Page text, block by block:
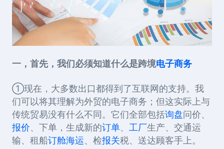
一，首先，我们必须知道什么是跨境电子商务
①现在，大多数出口都得到了互联网的支持。我
们可以将其理解为外贸的电子商务；但这实际上与
传统贸易没有什么不同。它们全部包括询盘 问价、
报价、下单，生成新的订单、 工厂 生产、交通运
输、租船订舱海运、检报关税、送达顾客手上。